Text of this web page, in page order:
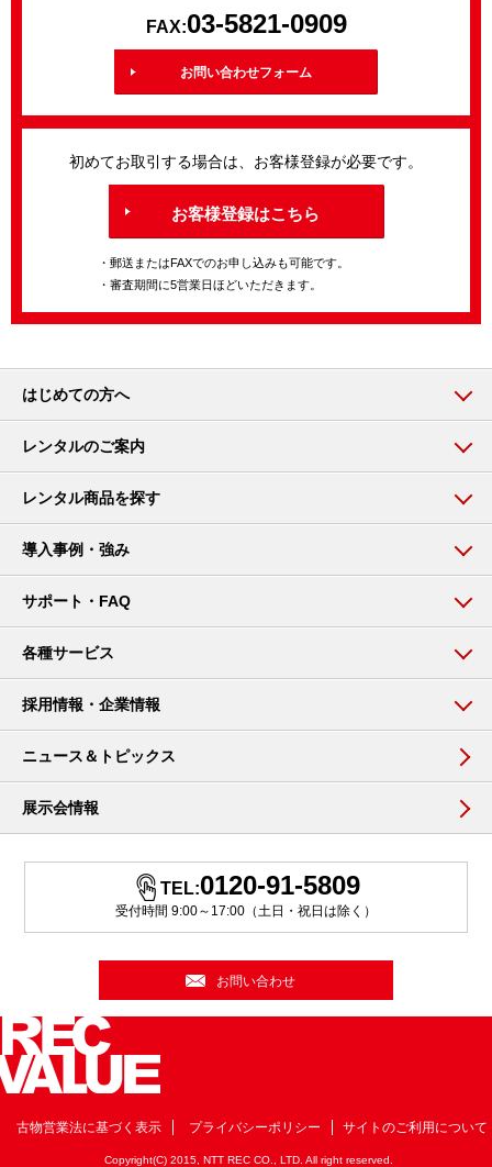
FAX:03-5821-0909
お問い合わせフォーム
初めてお取引する場合は、お客様登録が必要です。
お客様登録はこちら
・郵送またはFAXでのお申し込みも可能です。
・審査期間に5営業日ほどいただきます。
はじめての方へ
レンタルのご案内
レンタル商品を探す
導入事例・強み
サポート・FAQ
各種サービス
採用情報・企業情報
ニュース＆トピックス
展示会情報
TEL:0120-91-5809
受付時間 9:00～17:00（土日・祝日は除く）
お問い合わせ
古物営業法に基づく表示 プライバシーポリシー サイトのご利用について
Copyright(C) 2015, NTT REC CO., LTD. All right reserved.